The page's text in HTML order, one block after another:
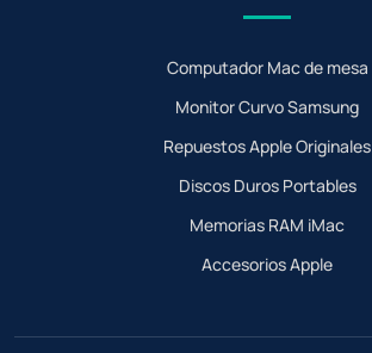
Computador Mac de mesa
Monitor Curvo Samsung
Repuestos Apple Originales
Discos Duros Portables
Memorias RAM iMac
Accesorios Apple